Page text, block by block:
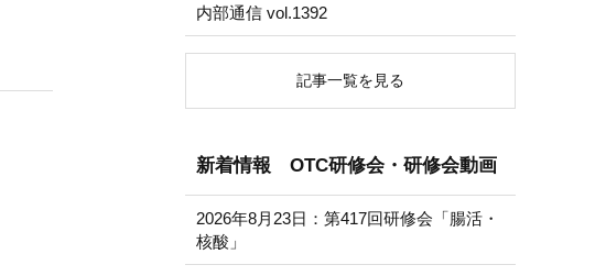
内部通信 vol.1392
記事一覧を見る
新着情報 OTC研修会・研修会動画
2026年8月23日：第417回研修会「腸活・
核酸」